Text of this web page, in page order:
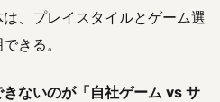
、プレイスタイルとゲーム選
きる。
ないのが「自社ゲーム vs サ